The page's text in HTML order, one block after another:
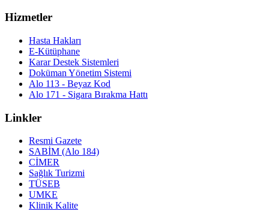
Hizmetler
Hasta Hakları
E-Kütüphane
Karar Destek Sistemleri
Doküman Yönetim Sistemi
Alo 113 - Beyaz Kod
Alo 171 - Sigara Bırakma Hattı
Linkler
Resmi Gazete
SABİM (Alo 184)
CİMER
Sağlık Turizmi
TÜSEB
UMKE
Klinik Kalite